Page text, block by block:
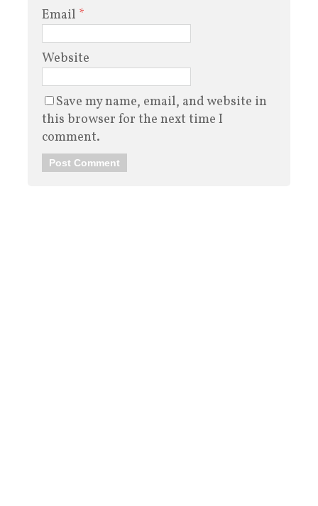
Email *
Website
Save my name, email, and website in
this browser for the next time I
comment.